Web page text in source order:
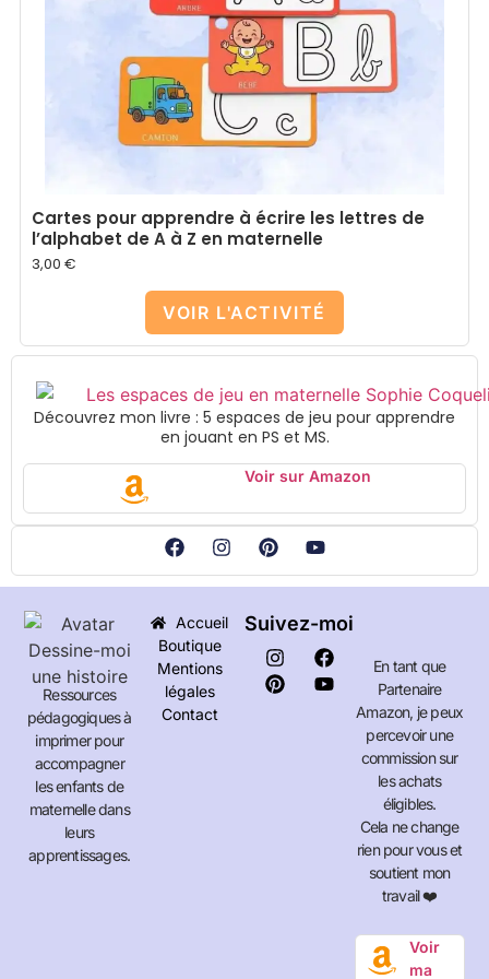
Cartes pour apprendre à écrire les lettres de
l’alphabet de A à Z en maternelle
3,00 €
VOIR L'ACTIVITÉ
Découvrez mon livre : 5 espaces de jeu pour apprendre
en jouant en PS et MS.
Voir sur Amazon
Ressources
pédagogiques à
imprimer pour
accompagner
les enfants de
maternelle dans
leurs
apprentissages.
Accueil
Boutique
Mentions
légales
Contact
Suivez-moi
En tant que
Partenaire
Amazon, je peux
percevoir une
commission sur
les achats
éligibles.
Cela ne change
rien pour vous et
soutient mon
travail ❤️
Voir
ma